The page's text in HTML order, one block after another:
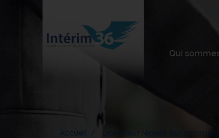
Qui
Accueil Opérateur régleur sur